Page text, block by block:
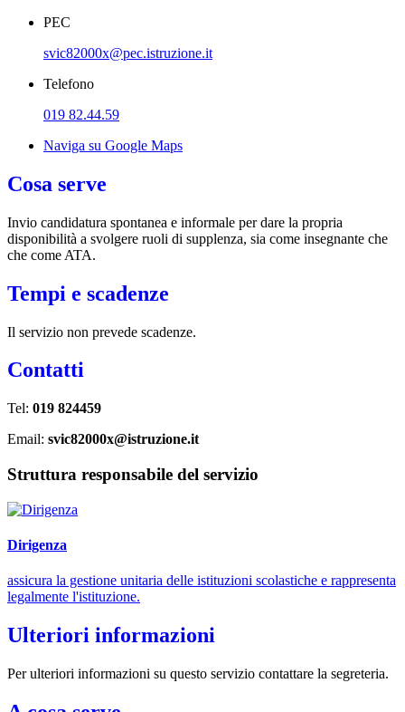
PEC
svic82000x@pec.istruzione.it
Telefono
019 82.44.59
Naviga su Google Maps
Cosa serve
Invio candidatura spontanea e informale per dare la propria
disponibilità a svolgere ruoli di supplenza, sia come insegnante che
che come ATA.
Tempi e scadenze
Il servizio non prevede scadenze.
Contatti
Tel: 019 824459
Email: svic82000x@istruzione.it
Struttura responsabile del servizio
Dirigenza
assicura la gestione unitaria delle istituzioni scolastiche e rappresenta
legalmente l'istituzione.
Ulteriori informazioni
Per ulteriori informazioni su questo servizio contattare la segreteria.